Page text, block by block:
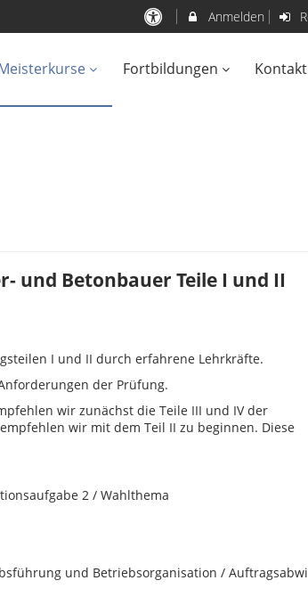
Anmelden
Fortbildungen Kontakt
und Betonbauer Teile I und II
I und II durch erfahrene Lehrkräfte.
der Prüfung.
wir zunächst die Teile III und IV der
wir mit dem Teil II zu beginnen. Diese
2 / Wahlthema
und Betriebsorganisation /